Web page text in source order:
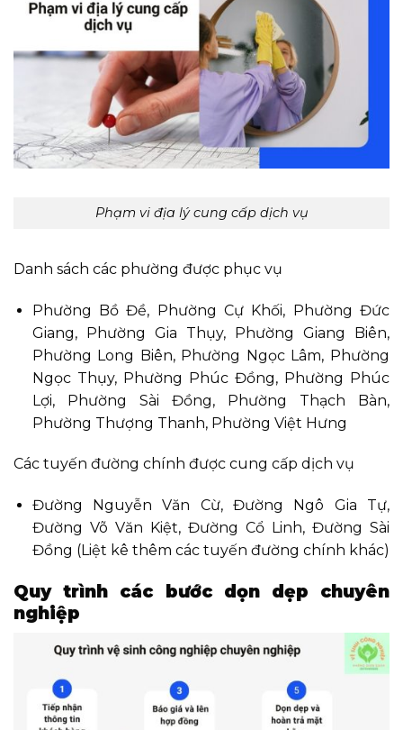
Phạm vi địa lý cung cấp dịch vụ
Danh sách các phường được phục vụ
Phường Bồ Đề, Phường Cự Khối, Phường Đức
Giang, Phường Gia Thụy, Phường Giang Biên,
Phường Long Biên, Phường Ngọc Lâm, Phường
Ngọc Thụy, Phường Phúc Đồng, Phường Phúc
Lợi, Phường Sài Đồng, Phường Thạch Bàn,
Phường Thượng Thanh, Phường Việt Hưng
Các tuyến đường chính được cung cấp dịch vụ
Đường Nguyễn Văn Cừ, Đường Ngô Gia Tự,
Đường Võ Văn Kiệt, Đường Cổ Linh, Đường Sài
Đồng (Liệt kê thêm các tuyến đường chính khác)
Quy trình các bước dọn dẹp chuyên
nghiệp